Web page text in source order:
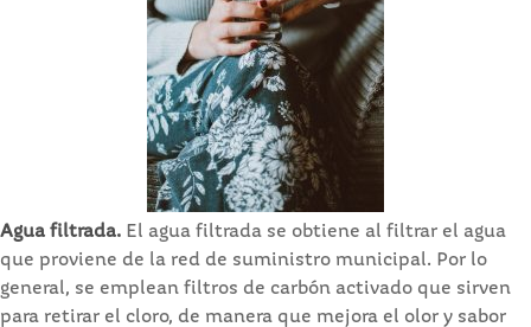
Agua filtrada. El agua filtrada se obtiene al filtrar el agua
que proviene de la red de suministro municipal. Por lo
general, se emplean filtros de carbón activado que sirven
para retirar el cloro, de manera que mejora el olor y sabor